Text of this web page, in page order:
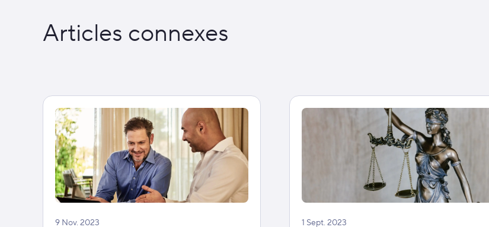
Articles connexes
9 Nov. 2023 1 Sept. 2023